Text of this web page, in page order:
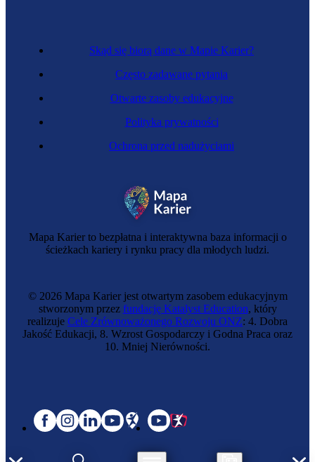
Mapa Karier to bezpłatna i interaktywna baza informacji o
ścieżkach kariery i rynku pracy dla młodych ludzi.
Skąd się biorą dane w Mapie Karier?
Często zadawane pytania
Otwarte zasoby edukacyjne
Polityka prywatności
Ochrona przed nadużyciami
© 2026 Mapa Karier jest otwartym zasobem edukacyjnym
stworzonym przez fundację Katalyst Education, który
realizuje Cele Zrównoważonego Rozwoju ONZ: 4. Dobra
Jakość Edukacji, 8. Wzrost Gospodarczy i Godna Praca oraz
10. Mniej Nierówności.